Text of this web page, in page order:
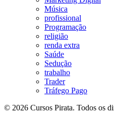
Música
profissional
Programação
religião
renda extra
Saúde
Sedução
trabalho
Trader
Tráfego Pago
© 2026 Cursos Pirata. Todos os